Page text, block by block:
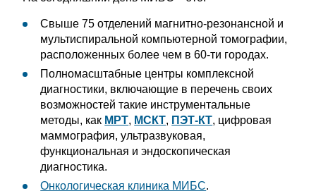
Свыше 75 отделений магнитно-резонансной и
мультиспиральной компьютерной томографии,
расположенных более чем в 60-ти городах.
Полномасштабные центры комплексной
диагностики, включающие в перечень своих
возможностей такие инструментальные
методы, как МРТ, МСКТ, ПЭТ-КТ, цифровая
маммография, ультразвуковая,
функциональная и эндоскопическая
диагностика.
Онкологическая клиника МИБС.